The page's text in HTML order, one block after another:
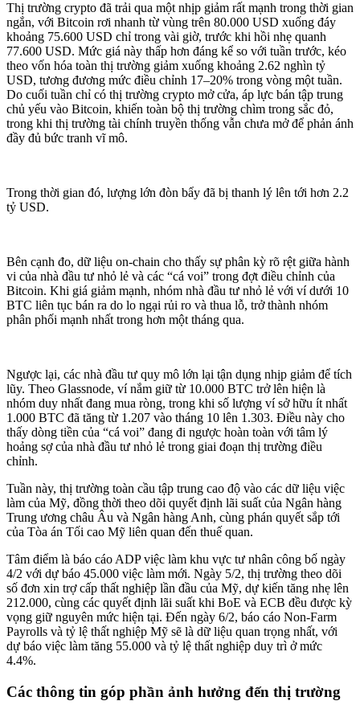
Thị trường crypto đã trải qua một nhịp giảm rất mạnh trong thời gian
ngắn, với Bitcoin rơi nhanh từ vùng trên 80.000 USD xuống đáy
khoảng 75.600 USD chỉ trong vài giờ, trước khi hồi nhẹ quanh
77.600 USD. Mức giá này thấp hơn đáng kể so với tuần trước, kéo
theo vốn hóa toàn thị trường giảm xuống khoảng 2.62 nghìn tỷ
USD, tương đương mức điều chỉnh 17–20% trong vòng một tuần.
Do cuối tuần chỉ có thị trường crypto mở cửa, áp lực bán tập trung
chủ yếu vào Bitcoin, khiến toàn bộ thị trường chìm trong sắc đỏ,
trong khi thị trường tài chính truyền thống vẫn chưa mở để phản ánh
đầy đủ bức tranh vĩ mô.
Trong thời gian đó, lượng lớn đòn bẩy đã bị thanh lý lên tới hơn 2.2
tỷ USD.
Bên cạnh đo, dữ liệu on-chain cho thấy sự phân kỳ rõ rệt giữa hành
vi của nhà đầu tư nhỏ lẻ và các “cá voi” trong đợt điều chỉnh của
Bitcoin. Khi giá giảm mạnh, nhóm nhà đầu tư nhỏ lẻ với ví dưới 10
BTC liên tục bán ra do lo ngại rủi ro và thua lỗ, trở thành nhóm
phân phối mạnh nhất trong hơn một tháng qua.
Ngược lại, các nhà đầu tư quy mô lớn lại tận dụng nhịp giảm để tích
lũy. Theo Glassnode, ví nắm giữ từ 10.000 BTC trở lên hiện là
nhóm duy nhất đang mua ròng, trong khi số lượng ví sở hữu ít nhất
1.000 BTC đã tăng từ 1.207 vào tháng 10 lên 1.303. Điều này cho
thấy dòng tiền của “cá voi” đang đi ngược hoàn toàn với tâm lý
hoảng sợ của nhà đầu tư nhỏ lẻ trong giai đoạn thị trường điều
chỉnh.
Tuần này, thị trường toàn cầu tập trung cao độ vào các dữ liệu việc
làm của Mỹ, đồng thời theo dõi quyết định lãi suất của Ngân hàng
Trung ương châu Âu và Ngân hàng Anh, cùng phán quyết sắp tới
của Tòa án Tối cao Mỹ liên quan đến thuế quan.
Tâm điểm là báo cáo ADP việc làm khu vực tư nhân công bố ngày
4/2 với dự báo 45.000 việc làm mới. Ngày 5/2, thị trường theo dõi
số đơn xin trợ cấp thất nghiệp lần đầu của Mỹ, dự kiến tăng nhẹ lên
212.000, cùng các quyết định lãi suất khi BoE và ECB đều được kỳ
vọng giữ nguyên mức hiện tại. Đến ngày 6/2, báo cáo Non-Farm
Payrolls và tỷ lệ thất nghiệp Mỹ sẽ là dữ liệu quan trọng nhất, với
dự báo việc làm tăng 55.000 và tỷ lệ thất nghiệp duy trì ở mức
4.4%.
Các thông tin góp phần ảnh hưởng đến thị trường